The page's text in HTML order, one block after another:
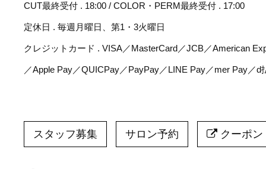
CUT最終受付 . 18:00 / COLOR・PERM最終受付 . 17:00
定休日 . 毎週月曜日、第1・3火曜日
クレジットカード . VISA／MasterCard／JCB／American
／Apple Pay／QUICPay／PayPay／LINE Pay／mer Pay／d
スタッフ募集 サロン予約 クーポン